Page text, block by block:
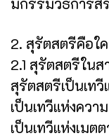
2. สุรัตสตรีคือใ
2.1 สุรัตสตรีใน
สุรัตสตรีเป็นเท
เป็นเทวีแห่งคว
เป็นเทวีแห่งเมต